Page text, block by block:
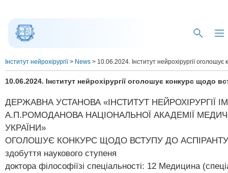
Інститут нейрохірургії> News > 10.06.2024. Інститут нейрохірургії
10.06.2024. Інститут нейрохірургії оголошує конкурс щодо
ДЕРЖАВНА УСТАНОВА «ІНСТИТУТ НЕЙРОХІРУРГІЇ
А.П.РОМОДАНОВА НАЦІОНАЛЬНОЇ АКАДЕМІЇ
УКРАЇНИ»
ОГОЛОШУЄ КОНКУРС ЩОДО ВСТУПУ ДО
здобуття наукового ступеня
доктора філософіїзі спеціальності: 12 Медицина